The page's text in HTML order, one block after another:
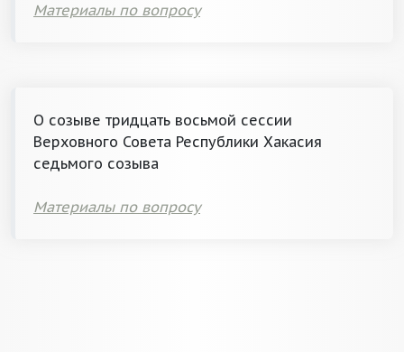
Материалы по вопросу
О созыве тридцать восьмой сессии
Верховного Совета Республики Хакасия
седьмого созыва
Материалы по вопросу